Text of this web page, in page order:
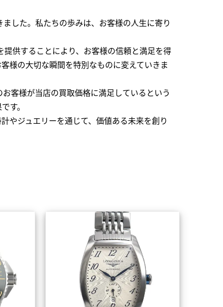
した。私たちの歩みは、お客様の人生に寄り
供することにより、お客様の信頼と満足を得
様の大切な瞬間を特別なものに変えていきま
客様が当店の買取価格に満足しているという
す。
やジュエリーを通じて、価値ある未来を創り